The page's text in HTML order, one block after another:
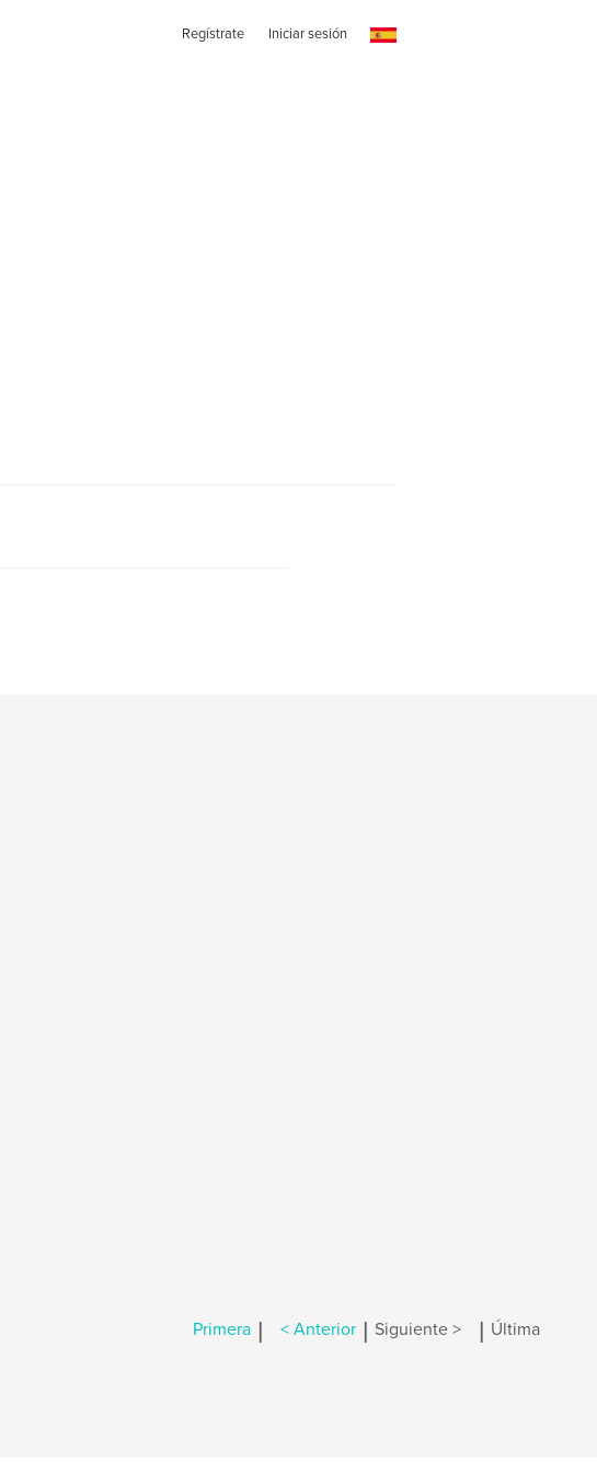
Regístrate Iniciar sesión
Primera | < Anterior | Siguiente > | Última